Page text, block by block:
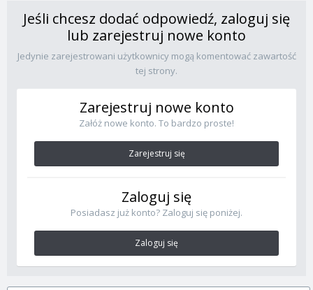
Jeśli chcesz dodać odpowiedź, zaloguj się
lub zarejestruj nowe konto
Jedynie zarejestrowani użytkownicy mogą komentować zawartość
tej strony.
Zarejestruj nowe konto
Załóż nowe konto. To bardzo proste!
Zarejestruj się
Zaloguj się
Posiadasz już konto? Zaloguj się poniżej.
Zaloguj się